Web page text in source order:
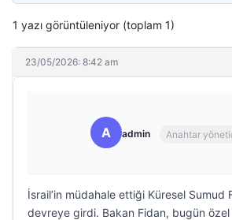
1 yazı görüntüleniyor (toplam 1)
23/05/2026: 8:42 am
A admin Anahtar
İsrail’in müdahale ettiği Küresel Sumud
devreye girdi. Bakan Fidan, bugün